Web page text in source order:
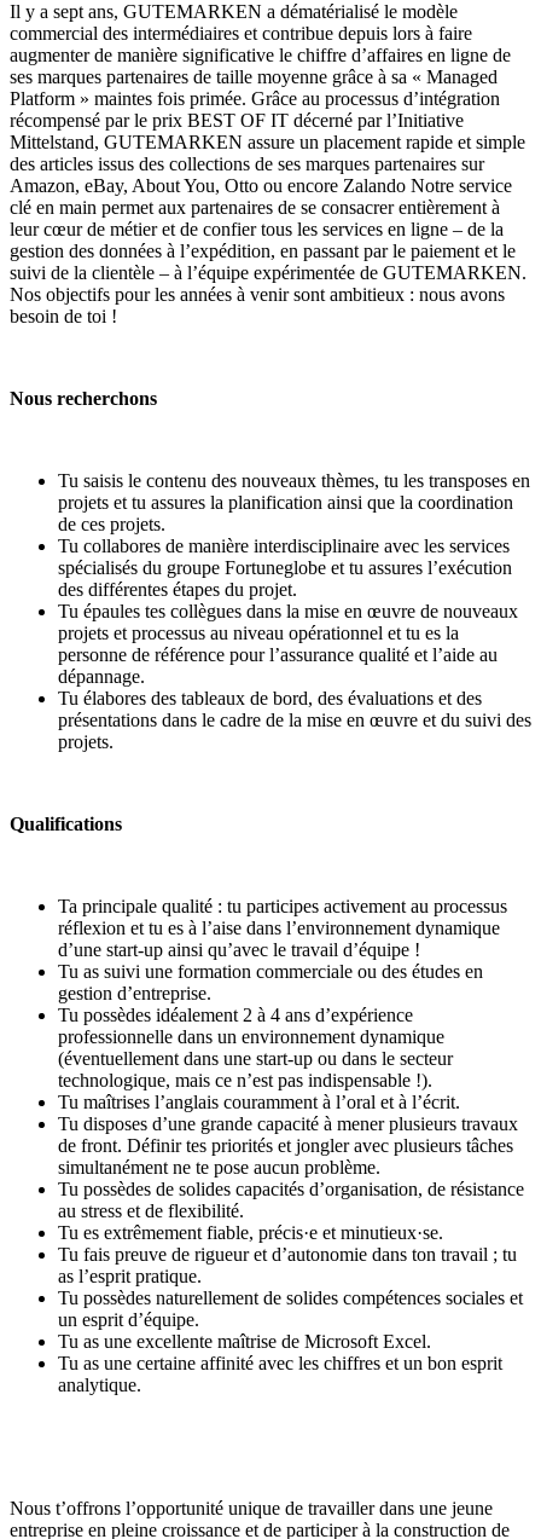
Il y a sept ans, GUTEMARKEN a dématérialisé le modèle
commercial des intermédiaires et contribue depuis lors à faire
augmenter de manière significative le chiffre d’affaires en ligne de
ses marques partenaires de taille moyenne grâce à sa « Managed
Platform » maintes fois primée. Grâce au processus d’intégration
récompensé par le prix BEST OF IT décerné par l’Initiative
Mittelstand, GUTEMARKEN assure un placement rapide et simple
des articles issus des collections de ses marques partenaires sur
Amazon, eBay, About You, Otto ou encore Zalando Notre service
clé en main permet aux partenaires de se consacrer entièrement à
leur cœur de métier et de confier tous les services en ligne – de la
gestion des données à l’expédition, en passant par le paiement et le
suivi de la clientèle – à l’équipe expérimentée de GUTEMARKEN.
Nos objectifs pour les années à venir sont ambitieux : nous avons
besoin de toi !
Nous recherchons
Tu saisis le contenu des nouveaux thèmes, tu les transposes en
projets et tu assures la planification ainsi que la coordination
de ces projets.
Tu collabores de manière interdisciplinaire avec les services
spécialisés du groupe Fortuneglobe et tu assures l’exécution
des différentes étapes du projet.
Tu épaules tes collègues dans la mise en œuvre de nouveaux
projets et processus au niveau opérationnel et tu es la
personne de référence pour l’assurance qualité et l’aide au
dépannage.
Tu élabores des tableaux de bord, des évaluations et des
présentations dans le cadre de la mise en œuvre et du suivi des
projets.
Qualifications
Ta principale qualité : tu participes activement au processus
réflexion et tu es à l’aise dans l’environnement dynamique
d’une start-up ainsi qu’avec le travail d’équipe !
Tu as suivi une formation commerciale ou des études en
gestion d’entreprise.
Tu possèdes idéalement 2 à 4 ans d’expérience
professionnelle dans un environnement dynamique
(éventuellement dans une start-up ou dans le secteur
technologique, mais ce n’est pas indispensable !).
Tu maîtrises l’anglais couramment à l’oral et à l’écrit.
Tu disposes d’une grande capacité à mener plusieurs travaux
de front. Définir tes priorités et jongler avec plusieurs tâches
simultanément ne te pose aucun problème.
Tu possèdes de solides capacités d’organisation, de résistance
au stress et de flexibilité.
Tu es extrêmement fiable, précis·e et minutieux·se.
Tu fais preuve de rigueur et d’autonomie dans ton travail ; tu
as l’esprit pratique.
Tu possèdes naturellement de solides compétences sociales et
un esprit d’équipe.
Tu as une excellente maîtrise de Microsoft Excel.
Tu as une certaine affinité avec les chiffres et un bon esprit
analytique.
Nous t’offrons l’opportunité unique de travailler dans une jeune
entreprise en pleine croissance et de participer à la construction de